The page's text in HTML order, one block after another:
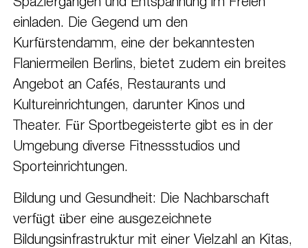
Spaziergängen und Entspannung im Freien
einladen. Die Gegend um den
Kurfürstendamm, eine der bekanntesten
Flaniermeilen Berlins, bietet zudem ein breites
Angebot an Cafés, Restaurants und
Kultureinrichtungen, darunter Kinos und
Theater. Für Sportbegeisterte gibt es in der
Umgebung diverse Fitnessstudios und
Sporteinrichtungen.
Bildung und Gesundheit: Die Nachbarschaft
verfügt über eine ausgezeichnete
Bildungsinfrastruktur mit einer Vielzahl an Kitas,